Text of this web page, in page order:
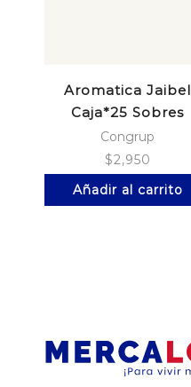
Aromatica Jaibel
Caja*25 Sobres
Limonaria
Congrup
$2,950
Añadir al carrito